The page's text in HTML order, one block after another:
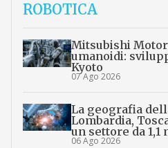
ROBOTICA
Mitsubishi
umanoidi:
Kyoto
07 Ago 2026
La geografia
Lombardia,
un settore da 1,1
06 Ago 2026